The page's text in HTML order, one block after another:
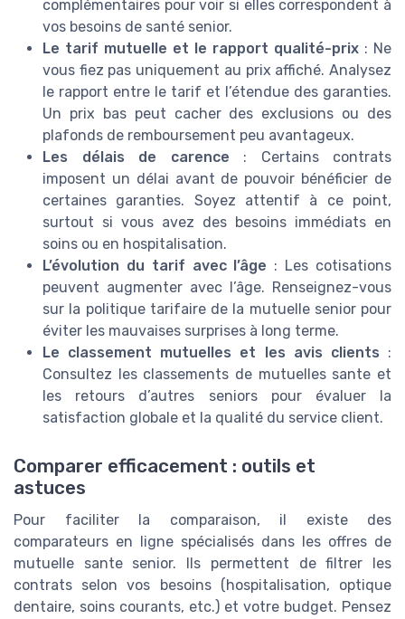
complémentaires pour voir si elles correspondent à
vos besoins de santé senior.
Le tarif mutuelle et le rapport qualité-prix : Ne
vous fiez pas uniquement au prix affiché. Analysez
le rapport entre le tarif et l’étendue des garanties.
Un prix bas peut cacher des exclusions ou des
plafonds de remboursement peu avantageux.
Les délais de carence : Certains contrats
imposent un délai avant de pouvoir bénéficier de
certaines garanties. Soyez attentif à ce point,
surtout si vous avez des besoins immédiats en
soins ou en hospitalisation.
L’évolution du tarif avec l’âge : Les cotisations
peuvent augmenter avec l’âge. Renseignez-vous
sur la politique tarifaire de la mutuelle senior pour
éviter les mauvaises surprises à long terme.
Le classement mutuelles et les avis clients :
Consultez les classements de mutuelles sante et
les retours d’autres seniors pour évaluer la
satisfaction globale et la qualité du service client.
Comparer efficacement : outils et
astuces
Pour faciliter la comparaison, il existe des
comparateurs en ligne spécialisés dans les offres de
mutuelle sante senior. Ils permettent de filtrer les
contrats selon vos besoins (hospitalisation, optique
dentaire, soins courants, etc.) et votre budget. Pensez